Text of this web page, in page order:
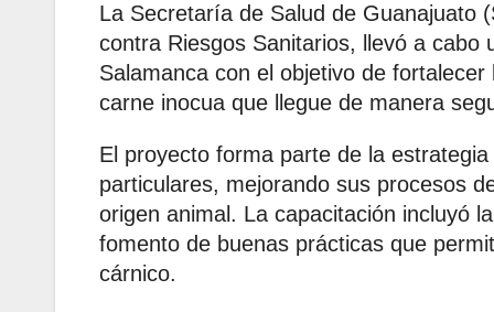
La Secretaría de Salud de Guanajuato
contra Riesgos Sanitarios, llevó a cabo
Salamanca con el objetivo de
carne inocua que llegue de manera
El proyecto forma parte de la
particulares, mejorando sus procesos
origen animal. La capacitación incluyó
fomento de buenas prácticas que
cárnico.